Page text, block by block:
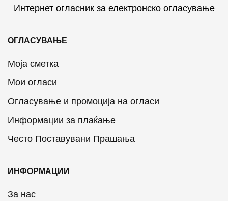
Интернет огласник за електронско огласување
ОГЛАСУВАЊЕ
Моја сметка
Мои огласи
Огласување и промоција на огласи
Информации за плаќање
Често Поставувани Прашања
ИНФОРМАЦИИ
За нас